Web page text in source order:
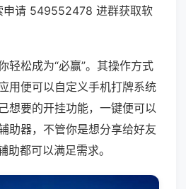
申请 549552478 进群获取软
轻松成为“必赢”。其操作方式
用便可以自定义手机打牌系统
想要的开挂功能，一键便可以
助器，不管你是想分享给好友
助都可以满足需求。